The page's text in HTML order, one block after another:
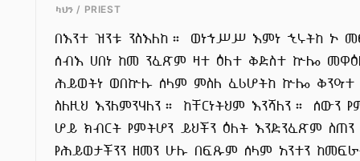
ካህን / PRIEST
በእንተ ዝንቱ ንስእለከ። ወነኀሥሥ እምነ ኂሩትከ ኦ
ሰብእ ሀበነ ከመ ንፈጽም ዛተ ዕለተ ቅድስተ ኵሎ
ሕይወትነ ወበኵሉ ሰላም ምስለ ፈሪሆትከ ኵሎ ቅንዓተ
ስለዚህ እንለምንሃለን። ከቸርነትህም እንሻለን። ሰውን
ሆይ ክብርት የምትሆን ይህችን ዕለት እንድንፈጽም
የሕይወታችንን ዘመን ሁሉ በፍጹም ሰላም አንተን